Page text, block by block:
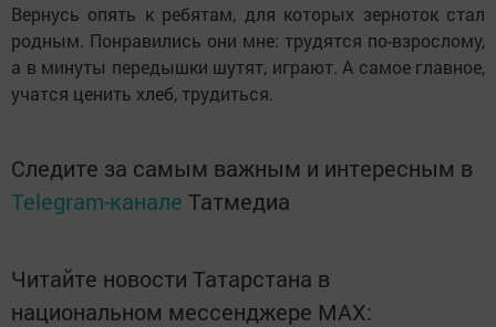
Вернусь опять к ребятам, для которых зерноток стал
родным. Понравились они мне: трудятся по-взрослому,
а в минуты передышки шутят, играют. А самое главное,
учатся ценить хлеб, трудиться.
Следите за самым важным и интересным в
Telegram-канале Татмедиа
Читайте новости Татарстана в
национальном мессенджере MАХ: